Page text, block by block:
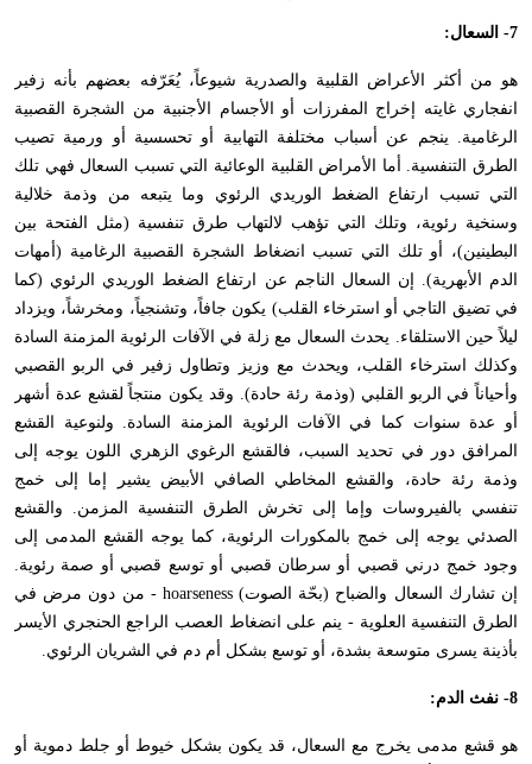
7- السعال:
هو من أكثر الأعراض القلبية والصدرية شيوعاً، يُعَرّفه بعضهم بأنه زفير
انفجاري غايته إخراج المفرزات أو الأجسام الأجنبية من الشجرة القصبية
الرغامية. ينجم عن أسباب مختلفة التهابية أو تحسسية أو ورمية تصيب
الطرق التنفسية. أما الأمراض القلبية الوعائية التي تسبب السعال فهي تلك
التي تسبب ارتفاع الضغط الوريدي الرئوي وما يتبعه من وذمة خلالية
وسنخية رئوية، وتلك التي تؤهب لالتهاب طرق تنفسية (مثل الفتحة بين
البطينين)، أو تلك التي تسبب انضغاط الشجرة القصبية الرغامية (أمهات
الدم الأبهرية). إن السعال الناجم عن ارتفاع الضغط الوريدي الرئوي (كما
في تضيق التاجي أو استرخاء القلب) يكون جافاً، وتشنجياً، ومخرشاً، ويزداد
ليلاً حين الاستلقاء. يحدث السعال مع زلة في الآفات الرئوية المزمنة السادة
وكذلك استرخاء القلب، ويحدث مع وزيز وتطاول زفير في الربو القصبي
وأحياناً في الربو القلبي (وذمة رئة حادة). وقد يكون منتجاً لقشع عدة أشهر
أو عدة سنوات كما في الآفات الرئوية المزمنة السادة. ولنوعية القشع
المرافق دور في تحديد السبب، فالقشع الرغوي الزهري اللون يوجه إلى
وذمة رئة حادة، والقشع المخاطي الصافي الأبيض يشير إما إلى خمج
تنفسي بالفيروسات وإما إلى تخرش الطرق التنفسية المزمن. والقشع
الصدئي يوجه إلى خمج بالمكورات الرئوية، كما يوجه القشع المدمى إلى
وجود خمج درني قصبي أو سرطان قصبي أو توسع قصبي أو صمة رئوية.
إن تشارك السعال والضباح (بحّة الصوت)hoarseness - من دون مرض في
الطرق التنفسية العلوية - ينم على انضغاط العصب الراجع الحنجري الأيسر
بأذينة يسرى متوسعة بشدة، أو توسع بشكل أم دم في الشريان الرئوي.
8- نفث الدم:
هو قشع مدمى يخرج مع السعال، قد يكون بشكل خيوط أو جلط دموية أو